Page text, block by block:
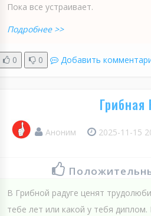
Пока все устраивает.
Подробнее >>
0 0 Добавить
Грибная
Аноним 2025-11-15
В Грибной радуге ценят
тебе лет или какой у тебя